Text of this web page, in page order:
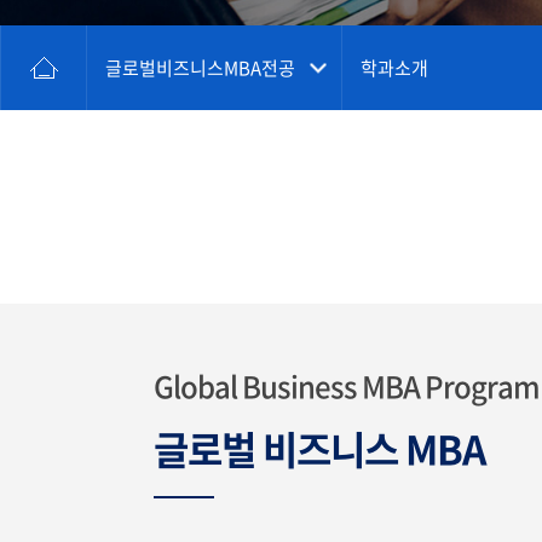
글로벌비즈니스MBA전공 학과소개
Global Business MBA Program
글로벌 비즈니스 MBA